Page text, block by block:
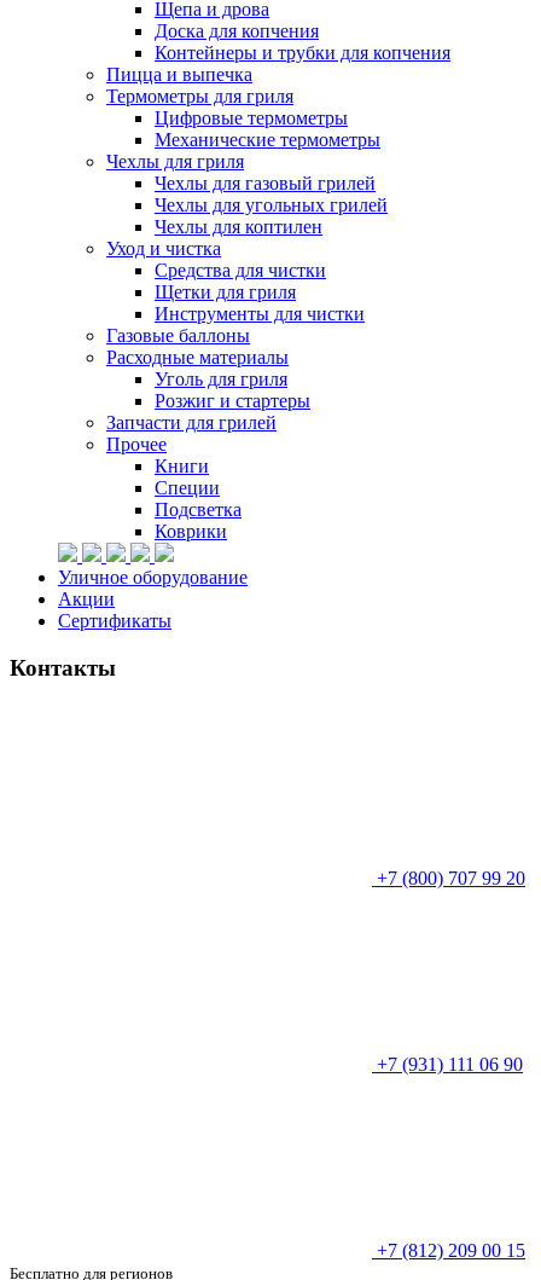
Щепа и дрова
Доска для копчения
Контейнеры и трубки для копчения
Пицца и выпечка
Термометры для гриля
Цифровые термометры
Механические термометры
Чехлы для гриля
Чехлы для газовый грилей
Чехлы для угольных грилей
Чехлы для коптилен
Уход и чистка
Средства для чистки
Щетки для гриля
Инструменты для чистки
Газовые баллоны
Расходные материалы
Уголь для гриля
Розжиг и стартеры
Запчасти для грилей
Прочее
Книги
Специи
Подсветка
Коврики
Уличное оборудование
Акции
Сертификаты
Контакты
+7 (800) 707 99 20
+7 (931) 111 06 90
+7 (812) 209 00 15
Бесплатно для регионов